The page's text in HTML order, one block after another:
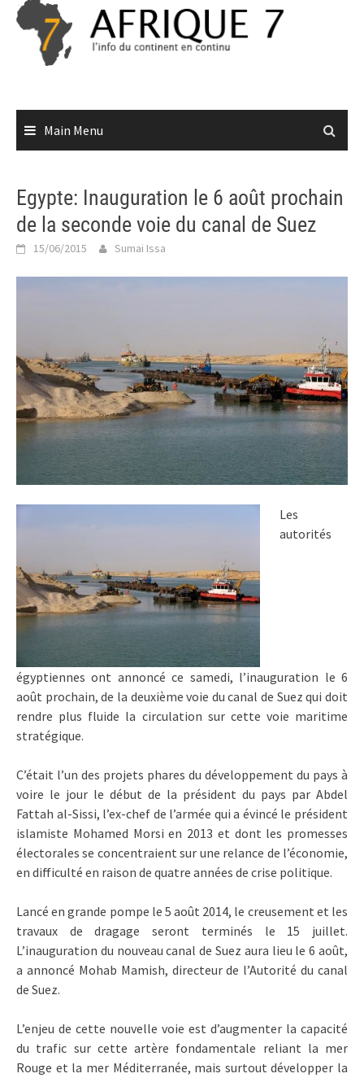
Skip
content
Main Menu
Egypte: Inauguration le 6 août prochain
de la seconde voie du canal de Suez
15/06/2015 Sumai Issa
Les
autorités
égyptiennes ont annoncé ce samedi, l’inauguration le 6
août prochain, de la deuxième voie du canal de Suez qui doit
rendre plus fluide la circulation sur cette voie maritime
stratégique.
C’était l’un des projets phares du développement du pays à
voire le jour le début de la président du pays par Abdel
Fattah al-Sissi, l’ex-chef de l’armée qui a évincé le président
islamiste Mohamed Morsi en 2013 et dont les promesses
électorales se concentraient sur une relance de l’économie,
en difficulté en raison de quatre années de crise politique.
Lancé en grande pompe le 5 août 2014, le creusement et les
travaux de dragage seront terminés le 15 juillet.
L’inauguration du nouveau canal de Suez aura lieu le 6 août,
a annoncé Mohab Mamish, directeur de l’Autorité du canal
de Suez.
L’enjeu de cette nouvelle voie est d’augmenter la capacité
du trafic sur cette artère fondamentale reliant la mer
Rouge et la mer Méditerranée, mais surtout développer la